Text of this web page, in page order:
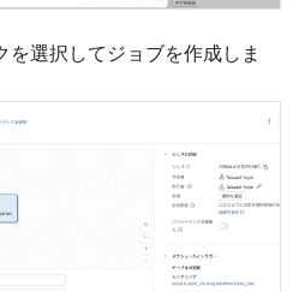
を選択してジョブを作成しま